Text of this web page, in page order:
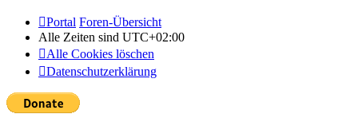
Portal Foren-Übersicht
Alle Zeiten sind UTC+02:00
Alle Cookies löschen
Datenschutzerklärung